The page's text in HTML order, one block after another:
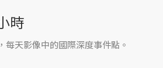
時
每天影像中的國際深度事件點。